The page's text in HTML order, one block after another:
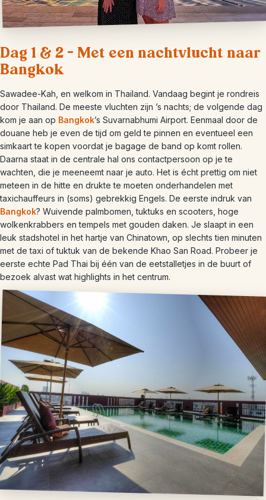
Dag 1 & 2 – Met een nachtvlucht naar
Bangkok
Sawadee-Kah, en welkom in Thailand. Vandaag begint je rondreis
door Thailand. De meeste vluchten zijn ’s nachts; de volgende dag
kom je aan op Bangkok’s Suvarnabhumi Airport. Eenmaal door de
douane heb je even de tijd om geld te pinnen en eventueel een
simkaart te kopen voordat je bagage de band op komt rollen.
Daarna staat in de centrale hal ons contactpersoon op je te
wachten, die je meeneemt naar je auto. Het is écht prettig om niet
meteen in de hitte en drukte te moeten onderhandelen met
taxichauffeurs in (soms) gebrekkig Engels. De eerste indruk van
Bangkok? Wuivende palmbomen, tuktuks en scooters, hoge
wolkenkrabbers en tempels met gouden daken. Je slaapt in een
leuk stadshotel in het hartje van Chinatown, op slechts tien minuten
met de taxi of tuktuk van de bekende Khao San Road. Probeer je
eerste echte Pad Thai bij één van de eetstalletjes in de buurt of
bezoek alvast wat highlights in het centrum.